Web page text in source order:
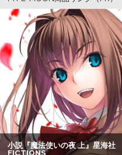
【悲報】女子自転車競技
抗を減らすチート技が発覚
【悲報】Z世代の身長低下
26/08/02のニュース
【悲報】コレコレ、月収1
ィガードつけるわ…
町の弁当屋「申し訳ない
代を値上げするわ」